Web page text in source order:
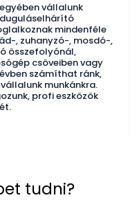
vállalunk
mindenféle
, zuhanyzó-, mosdó-,
összefolyónál,
csöveiben vagy
számíthat ránk,
munkánkra.
profi eszközök
tudni?